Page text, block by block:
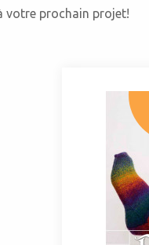
votre prochain projet!